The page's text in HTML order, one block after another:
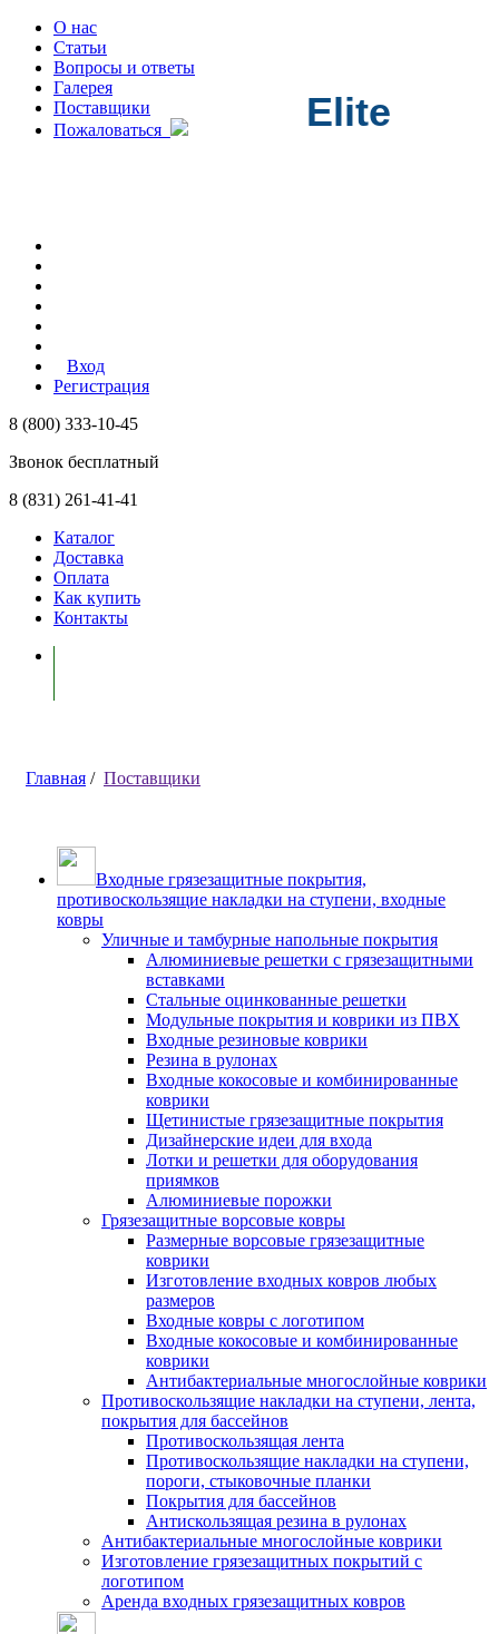
О нас
Статьи
Вопросы и ответы
Галерея
Поставщики
Пожаловаться
Вход
Регистрация
8 (800) 333-10-45
Звонок бесплатный
8 (831) 261-41-41
Каталог
Доставка
Оплата
Как купить
Контакты
Главная / Поставщики
Elite
Входные грязезащитные покрытия,
противоскользящие накладки на ступени, входные
ковры
Уличные и тамбурные напольные покрытия
Алюминиевые решетки с грязезащитными
вставками
Стальные оцинкованные решетки
Модульные покрытия и коврики из ПВХ
Входные резиновые коврики
Резина в рулонах
Входные кокосовые и комбинированные
коврики
Щетинистые грязезащитные покрытия
Дизайнерские идеи для входа
Лотки и решетки для оборудования
приямков
Алюминиевые порожки
Грязезащитные ворсовые ковры
Размерные ворсовые грязезащитные
коврики
Изготовление входных ковров любых
размеров
Входные ковры с логотипом
Входные кокосовые и комбинированные
коврики
Антибактериальные многослойные коврики
Противоскользящие накладки на ступени, лента,
покрытия для бассейнов
Противоскользящая лента
Противоскользящие накладки на ступени,
пороги, стыковочные планки
Покрытия для бассейнов
Антискользящая резина в рулонах
Антибактериальные многослойные коврики
Изготовление грязезащитных покрытий с
логотипом
Аренда входных грязезащитных ковров